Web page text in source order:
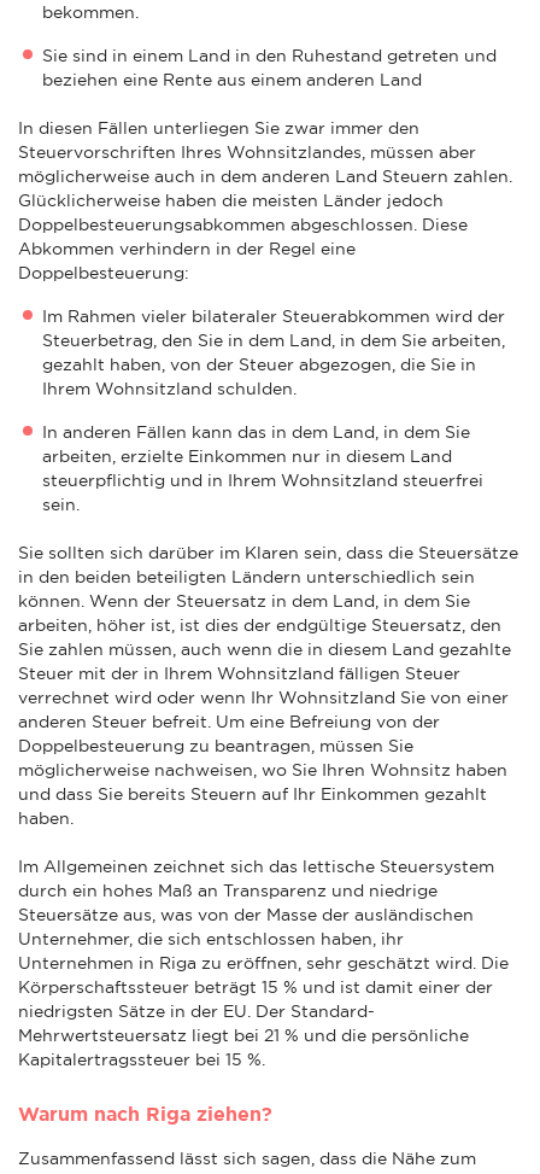
bekommen.
Sie sind in einem Land in den Ruhestand getreten und
beziehen eine Rente aus einem anderen Land
In diesen Fällen unterliegen Sie zwar immer den
Steuervorschriften Ihres Wohnsitzlandes, müssen aber
möglicherweise auch in dem anderen Land Steuern zahlen.
Glücklicherweise haben die meisten Länder jedoch
Doppelbesteuerungsabkommen abgeschlossen. Diese
Abkommen verhindern in der Regel eine
Doppelbesteuerung:
Im Rahmen vieler bilateraler Steuerabkommen wird der
Steuerbetrag, den Sie in dem Land, in dem Sie arbeiten,
gezahlt haben, von der Steuer abgezogen, die Sie in
Ihrem Wohnsitzland schulden.
In anderen Fällen kann das in dem Land, in dem Sie
arbeiten, erzielte Einkommen nur in diesem Land
steuerpflichtig und in Ihrem Wohnsitzland steuerfrei
sein.
Sie sollten sich darüber im Klaren sein, dass die Steuersätze
in den beiden beteiligten Ländern unterschiedlich sein
können. Wenn der Steuersatz in dem Land, in dem Sie
arbeiten, höher ist, ist dies der endgültige Steuersatz, den
Sie zahlen müssen, auch wenn die in diesem Land gezahlte
Steuer mit der in Ihrem Wohnsitzland fälligen Steuer
verrechnet wird oder wenn Ihr Wohnsitzland Sie von einer
anderen Steuer befreit. Um eine Befreiung von der
Doppelbesteuerung zu beantragen, müssen Sie
möglicherweise nachweisen, wo Sie Ihren Wohnsitz haben
und dass Sie bereits Steuern auf Ihr Einkommen gezahlt
haben.
Im Allgemeinen zeichnet sich das lettische Steuersystem
durch ein hohes Maß an Transparenz und niedrige
Steuersätze aus, was von der Masse der ausländischen
Unternehmer, die sich entschlossen haben, ihr
Unternehmen in Riga zu eröffnen, sehr geschätzt wird. Die
Körperschaftssteuer beträgt 15 % und ist damit einer der
niedrigsten Sätze in der EU. Der Standard-
Mehrwertsteuersatz liegt bei 21 % und die persönliche
Kapitalertragssteuer bei 15 %.
Warum nach Riga ziehen?
Zusammenfassend lässt sich sagen, dass die Nähe zum